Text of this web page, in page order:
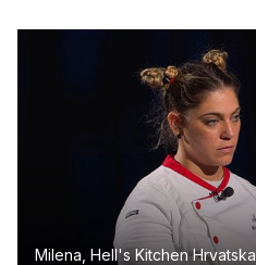
Milena, Hell's Kitchen Hrvatska